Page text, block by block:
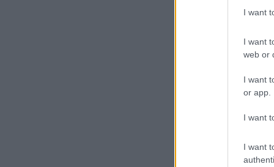
I want
I want
web or
I want
or app.
I want
I want